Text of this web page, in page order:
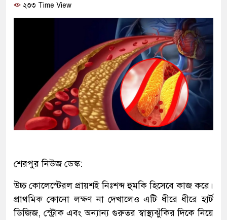
২৩৩ Time View
শেরপুর নিউজ ডেস্ক:
উচ্চ কোলেস্টেরল প্রায়শই নিঃশব্দ হুমকি হিসেবে কাজ করে।
প্রাথমিক কোনো লক্ষণ না দেখালেও এটি ধীরে ধীরে হার্ট
ডিজিজ, স্ট্রোক এবং অন্যান্য গুরুতর স্বাস্থ্যঝুঁকির দিকে নিয়ে